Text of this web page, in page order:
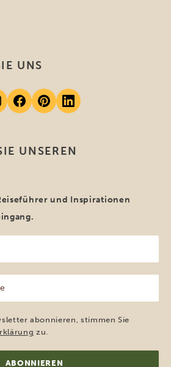
UNSEREN
und Inspirationen
abonnieren, stimmen Sie
zu.
UNS